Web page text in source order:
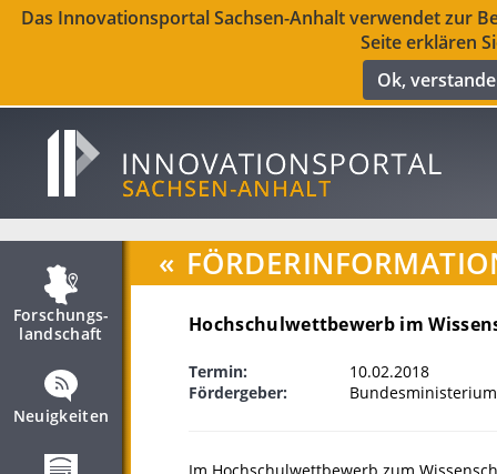
Das Innovationsportal Sachsen-Anhalt verwendet zur
Seite erklären
Ok,
Forschungs­
landschaft
Neuigkeiten
«
Hochschulwettbewerb im
Termin:
10.02.2018
Fördergeber: